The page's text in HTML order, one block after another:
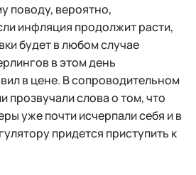
поводу, вероятно,
инфляция продолжит расти,
будет в любом случае
в этом день
в цене. В сопроводительном
прозвучали слова о том, что
уже почти исчерпали себя и в
придется приступить к